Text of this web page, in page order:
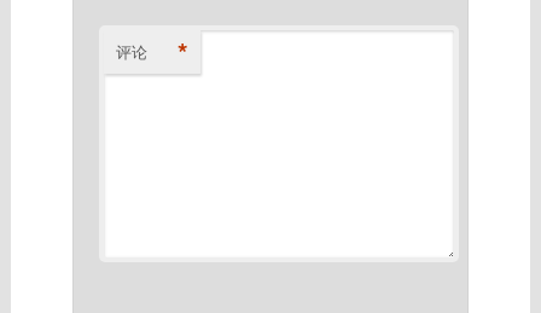
评论 *